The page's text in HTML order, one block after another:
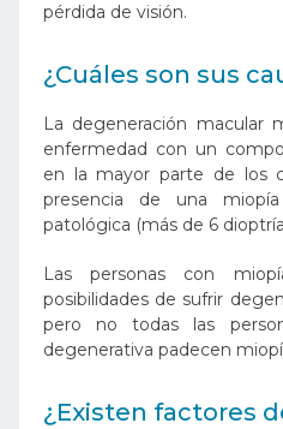
pérdida de visión.
¿Cuáles son sus
La degeneración macular
enfermedad con un
en la mayor parte de los
presencia de una
patológica (más de 6
Las personas con
posibilidades de sufrir
pero no todas las
degenerativa padecen
¿Existen factores